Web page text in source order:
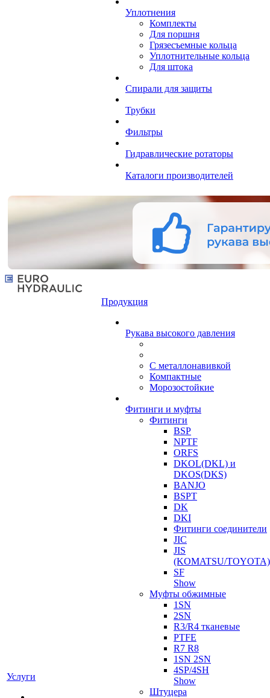
Уплотнения
Комплекты
Для поршня
Грязесъемные кольца
Уплотнительные кольца
Для штока
Спирали для защиты
Трубки
Фильтры
Гидравлические ротаторы
Каталоги производителей
Услуги
Продукция
Рукава высокого давления
С металлонавивкой
Компактные
Морозостойкие
Фитинги и муфты
Фитинги
BSP
NPTF
ORFS
DKOL(DKL) и
DKOS(DKS)
BANJO
BSPT
DK
DKI
Фитинги соединители
JIC
JIS
(KOMATSU/TOYOTA)
SF
Show
Муфты обжимные
1SN
2SN
R3/R4 тканевые
PTFE
R7 R8
1SN 2SN
4SP/4SH
Show
Штуцера